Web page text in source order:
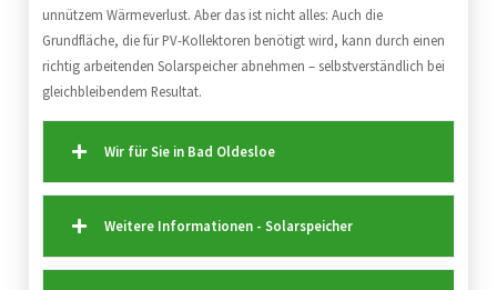
unnützem Wärmeverlust. Aber das ist nicht alles: Auch die
Grundfläche, die für PV-Kollektoren benötigt wird, kann durch einen
richtig arbeitenden Solarspeicher abnehmen – selbstverständlich bei
gleichbleibendem Resultat.
Wir für Sie in Bad Oldesloe
Weitere Informationen - Solarspeicher